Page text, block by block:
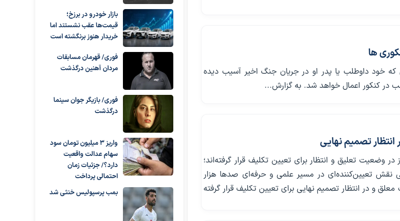
ها
که خود داوطلب یا پدر او در جریان جنگ اخیر آسیب دیده
در کنکور اعمال خواهد شد. به گزارش...
تصمیم نهایی
وضعیت تعلیق و انتظار برای تعیین تکلیف قرار گرفته‌اند؛
نقش تعیین‌کننده‌ای در مسیر علمی و حرفه‌ای صدها هزار
و در انتظار تصمیم نهایی برای تعیین تکلیف قرار گرفته
بازار خودرو در برزخ؛
قیمت‌ها عقب نشستند اما
خریدار هنوز برنگشته است
فوری/ قهرمان مسابقات
مردان آهنین درگذشت
فوری/ بازیگر جوان سینما
درگذشت
واریز ۳ میلیون تومان سود
سهام عدالت واقعیت
دارد؟/ جزئیات زمان
احتمالی پرداخت
بمب پرسپولیس خنثی شد